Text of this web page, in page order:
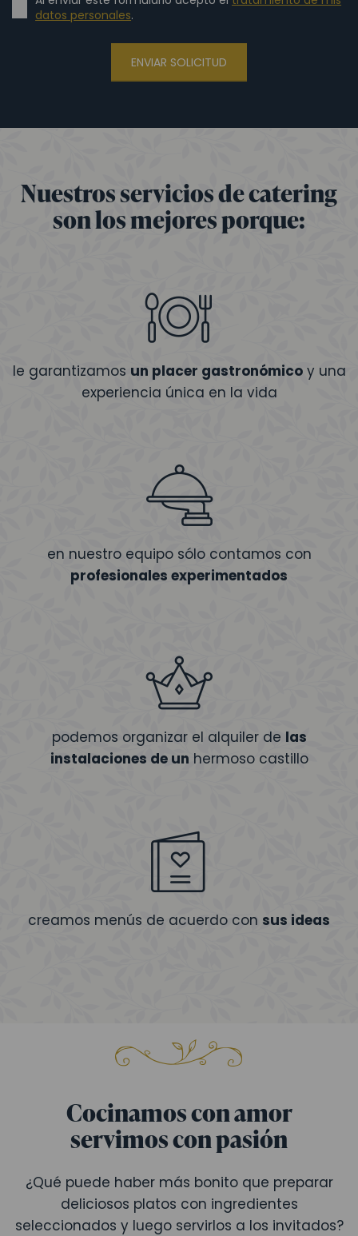
datos personales.
ENVIAR SOLICITUD
Nuestros servicios de catering
son los mejores porque:
le garantizamos un placer gastronómicoy una
experiencia única en la vida
en nuestro equipo sólo contamos con
profesionales experimentados
podemos organizar el alquiler de las
instalaciones de un hermoso castillo
creamos menús de acuerdo con sus ideas
Cocinamos con amor
servimos con pasión
¿Qué puede haber más bonito que preparar
deliciosos platos con ingredientes
seleccionados y luego servirlos a los invitados?